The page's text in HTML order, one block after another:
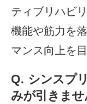
ティブリハビ
機能や筋力を
マンス向上を
Q. シンスプ
みが引きま